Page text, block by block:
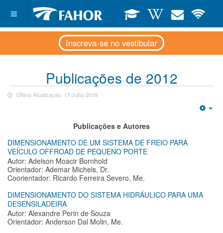
Inscreva-se no vestibular
Publicações de 2012
Última Atualização: 17 Julho 2018
Publicações e Autores
DIMENSIONAMENTO DE UM SISTEMA DE FREIO PARA
VEÍCULO OFFROAD DE PEQUENO PORTE
Autor: Adelson Moacir Bornhold
Orientador: Ademar Michels, Dr.
Coorientador: Ricardo Ferreira Severo, Me.
DIMENSIONAMENTO DO SISTEMA HIDRÁULICO PARA UMA
DESENSILADEIRA
Autor: Alexandre Perin de Souza
Orientador: Anderson Dal Molin, Me.